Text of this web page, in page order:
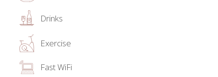
Drinks
Exercise
Fast WiFi